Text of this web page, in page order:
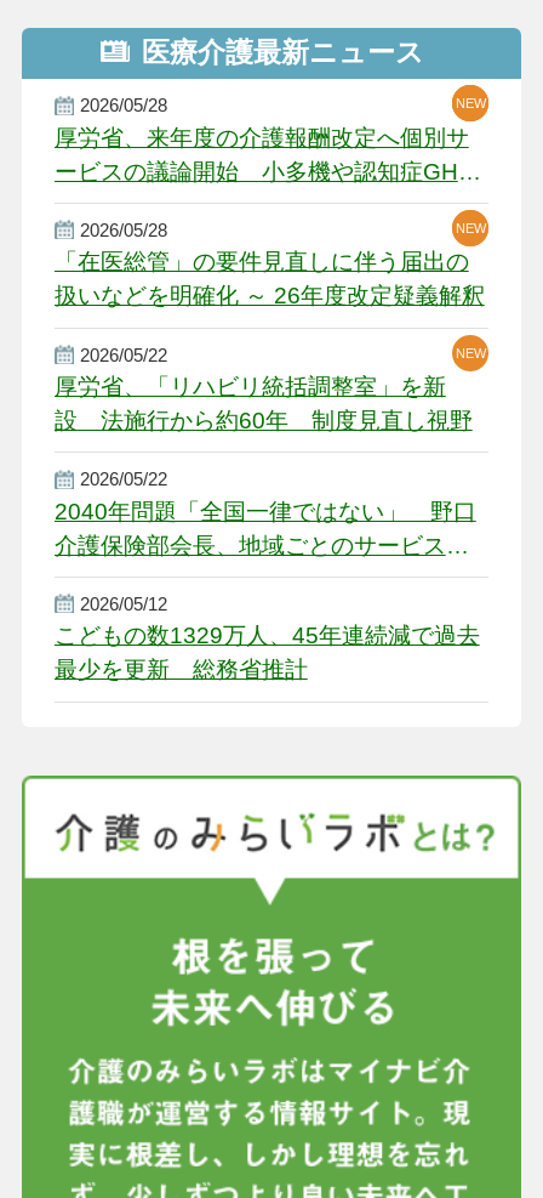
医療介護最新ニュース
2026/05/28
厚労省、来年度の介護報酬改定へ個別サ
ービスの議論開始 小多機や認知症GH、
厳しい経営環境に危機感
NEW
NEW
NEW
2026/05/28
「在医総管」の要件見直しに伴う届出の
扱いなどを明確化 ～ 26年度改定疑義解釈
NEW
NEW
2026/05/22
厚労省、「リハビリ統括調整室」を新
設 法施行から約60年 制度見直し視野
NEW
2026/05/22
2040年問題「全国一律ではない」 野口
介護保険部会長、地域ごとのサービス基
盤整備を促す
2026/05/12
こどもの数1329万人、45年連続減で過去
最少を更新 総務省推計